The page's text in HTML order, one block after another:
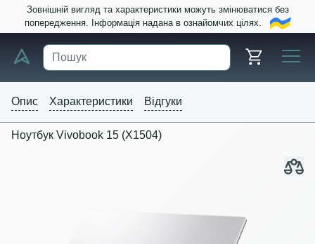
Зовнішній вигляд та характеристики можуть змінюватися без
попередження. Інформація надана в ознайомчих цілях.
Опис Характеристики Відгуки
Ноутбук Vivobook 15 (X1504)